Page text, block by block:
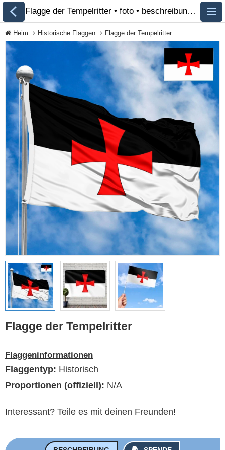
Alle Flaggen
Flaggen der Länder
nach Kontinent
Flaggen von
Organisationen
Flaggen der LGBT-
Community
Historische Flaggen
Ethnische Flaggen
Flaggen der USA
(Bundesstaaten)
Der Blog
Bitte unterstützen Sie diese
Flagge der Tempelritter • foto • beschreibung 🏁 FlagsSite.com
Heim Historische Flaggen Flagge der Tempelritter
Flagge der Tempelritter
Flaggeninformationen
Flaggentyp: Historisch
Proportionen (offiziell): N/A
Interessant? Teile es mit deinen Freunden!